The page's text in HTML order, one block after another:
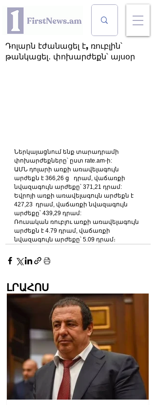
Դոլարն էժանացել է, ռուբլին՝
թանկացել․ փոխարժեքն՝ այսօր
Ներկայացնում ենք տարադրամի
փոխարժեքները՝ ըստ rate.am-ի:
ԱՄՆ դոլարի առքի առավելագույն
արժեքն է 366,26 ց   դրամ, վաճառքի
նվազագույն արժեքը՝ 371,21 դրամ:
Եվրոյի առքի առավելագույն արժեքն է
427,23  դրամ, վաճառքի նվազագույն
արժեքը՝ 439,29 դրամ:
Ռուսական ռուբլու առքի առավելագույն
արժեքն է 4.79 դրամ, վաճառքի
նվազագույն արժեքը՝ 5.09 դրամ։
ԼՐԱՀՈՍ